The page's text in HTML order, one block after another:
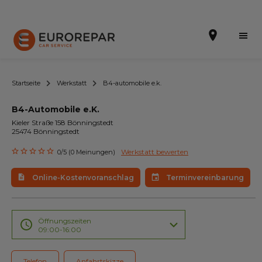
Terminvereinbarung
Online-Kostenvoranschlag
Die Marke
Leistungen
Angebote
Startseite Werkstatt B4-automobile e.k.
B4-Automobile e.K.
Kieler Straße 158 Bönningstedt
25474 Bönningstedt
0/5 (0 Meinungen) Werkstatt bewerten
Online-Kostenvoranschlag Terminvereinbarung
Öffnungszeiten
09:00-16:00